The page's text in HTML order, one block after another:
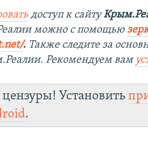
доступ к сайту
можно с помощью
. ​ Также следите за
Рекомендуем вам
Установить
.